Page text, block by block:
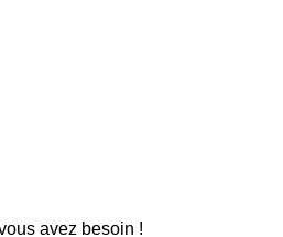
avez besoin !